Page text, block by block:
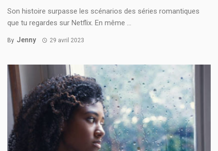
Son histoire surpasse les scénarios des séries romantiques
que tu regardes sur Netflix. En même ...
By Jenny 29 avril 2023